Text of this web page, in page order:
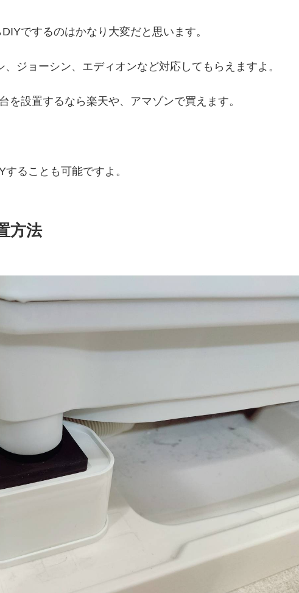
でするのはかなり大変だと思います。
ジョーシン、エディオンなど対応してもらえますよ。
を設置するなら楽天や、アマゾンで買えます。
ることも可能ですよ。
方法